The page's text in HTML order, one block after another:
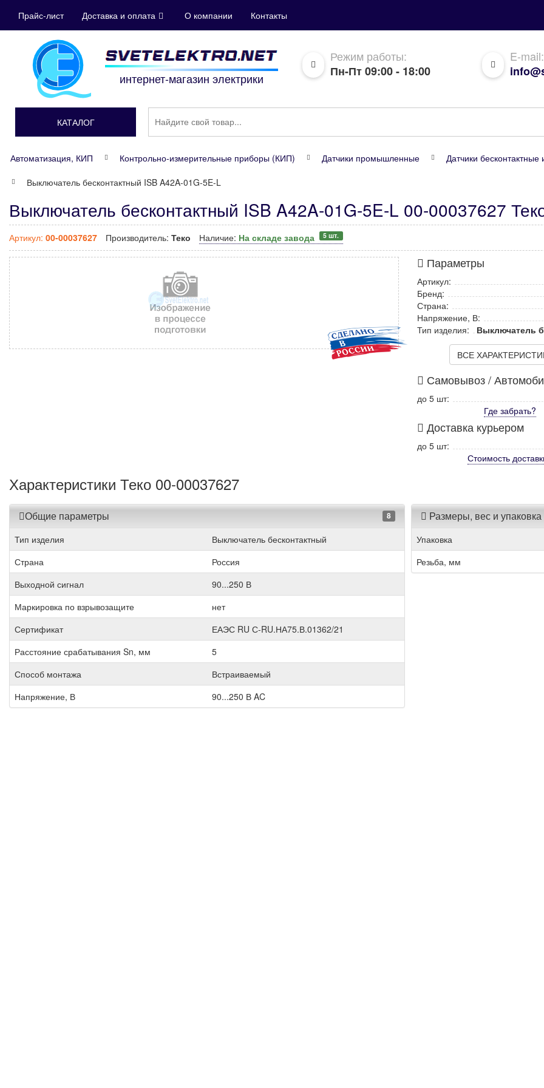
Прайс-лист Доставка и оплата О компании Контакты
интернет-магазин электрики
Режим работы:
Пн-Пт 09:00 - 18:00
E-mail:
КАТАЛОГ
Автоматизация, КИП Контрольно-измерительные приборы (КИП) Датчики промышленные
Датчики бесконтактные
Выключатель бесконтактный ISB A42A-01G-5E-L
Выключатель бесконтактный ISB A42A-01G-5E-L 00-00037627
Артикул: 00-00037627 Производитель: Теко Наличие: На складе завода 5 шт.
Параметры
Артикул:
Бренд:
Страна:
Напряжение, В:
Тип изделия:
Выключатель
ВСЕ
Самовывоз /
до 5 шт:
Где забрать?
Доставка курьером
до 5 шт:
Стоимость
Характеристики Теко 00-00037627
Общие параметры 8
Тип изделия
Выключатель бесконтактный
Страна
Россия
Выходной сигнал
90...250 В
Маркировка по взрывозащите
нет
Сертификат
ЕАЭС RU С-RU.НА75.В.01362/21
Расстояние срабатывания Sn, мм
5
Способ монтажа
Встраиваемый
Напряжение, В
90...250 В AC
Размеры, вес и упаковка
Упаковка
Резьба, мм